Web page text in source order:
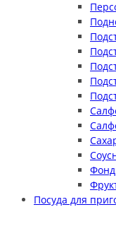
Посуда для